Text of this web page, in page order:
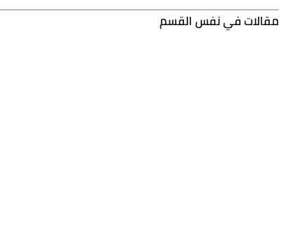
مقالات في نفس القسم